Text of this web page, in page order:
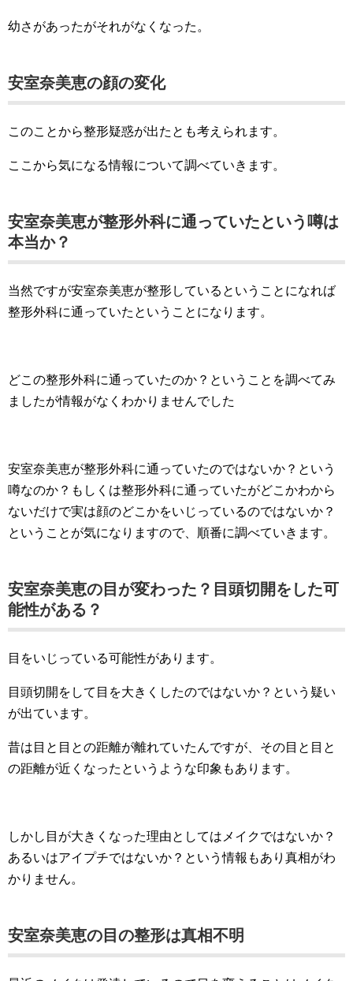
幼さがあったがそれがなくなった。
安室奈美恵の顔の変化
このことから整形疑惑が出たとも考えられます。
ここから気になる情報について調べていきます。
安室奈美恵が整形外科に通っていたという噂は
本当か？
当然ですが安室奈美恵が整形しているということになれば
整形外科に通っていたということになります。
どこの整形外科に通っていたのか？ということを調べてみ
ましたが情報がなくわかりませんでした
安室奈美恵が整形外科に通っていたのではないか？という
噂なのか？もしくは整形外科に通っていたがどこかわから
ないだけで実は顔のどこかをいじっているのではないか？
ということが気になりますので、順番に調べていきます。
安室奈美恵の目が変わった？目頭切開をした可
能性がある？
目をいじっている可能性があります。
目頭切開をして目を大きくしたのではないか？という疑い
が出ています。
昔は目と目との距離が離れていたんですが、その目と目と
の距離が近くなったというような印象もあります。
しかし目が大きくなった理由としてはメイクではないか？
あるいはアイプチではないか？という情報もあり真相がわ
かりません。
安室奈美恵の目の整形は真相不明